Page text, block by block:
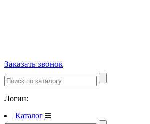
Заказать звонок
Логин:
Каталог
Полипропиленовые трубы и фитинги
Полипропиленовые трубы и фитинги
Полипропиленовые трубы и фитинги VALTEC
Полотенцесушители